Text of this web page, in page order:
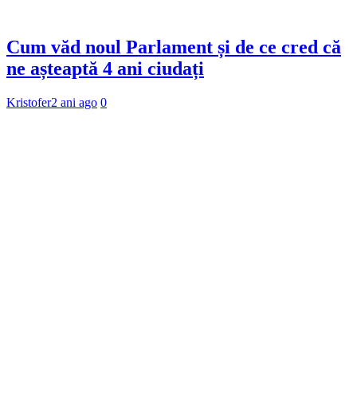
Cum văd noul Parlament și de ce cred că
ne așteaptă 4 ani ciudați
Kristofer2 ani ago 0